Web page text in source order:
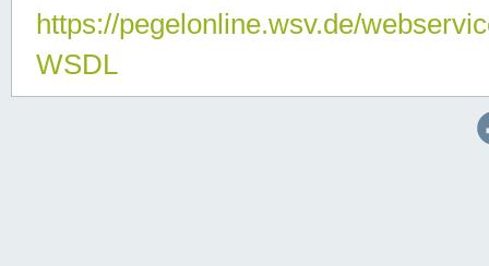
https://pegelonline.wsv.de/
WSDL